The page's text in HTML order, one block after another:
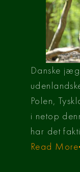
Danske
Polen,
i netop
har det
Read More